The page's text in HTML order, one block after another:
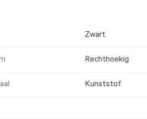
Zwart
Rechthoekig
Kunststof